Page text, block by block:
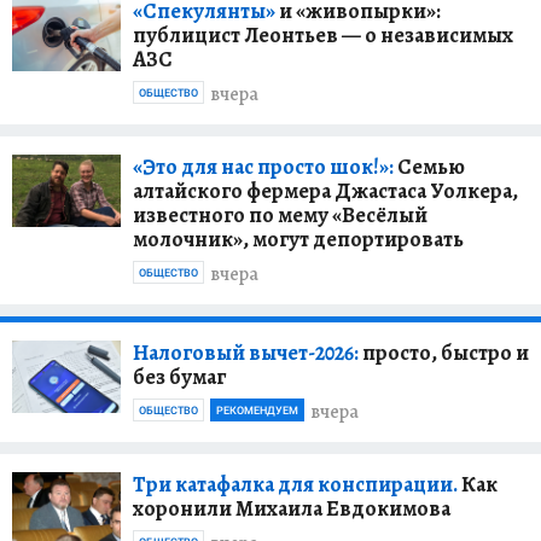
«Спекулянты»и «живопырки»:
публицист Леонтьев — о независимых
АЗС
вчера
ОБЩЕСТВО
«Это для нас просто шок!»:Семью
алтайского фермера Джастаса Уолкера,
известного по мему «Весёлый
молочник», могут депортировать
вчера
ОБЩЕСТВО
Налоговый вычет-2026:просто, быстро и
без бумаг
вчера
ОБЩЕСТВО РЕКОМЕНДУЕМ
Три катафалка для конспирации.Как
хоронили Михаила Евдокимова